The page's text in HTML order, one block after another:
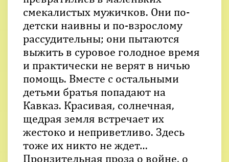
смекалистых мужичков. Они по-
детски наивны и по-взрослому
рассудительны; они пытаются
выжить в суровое голодное время
и практически не верят в ничью
помощь. Вместе с остальными
детьми братья попадают на
Кавказ. Красивая, солнечная,
щедрая земля встречает их
жестоко и неприветливо. Здесь
тоже их никто не ждет…
Пронзительная проза о войне, о